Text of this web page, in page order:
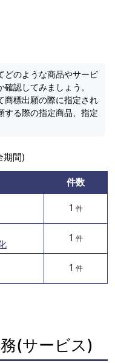
どのような商品やサービ
認してみましょう。
商標出願の際に指定され
する際の指定商品、指定
期間)
件数
1 件
1 件
1 件
(サービス)